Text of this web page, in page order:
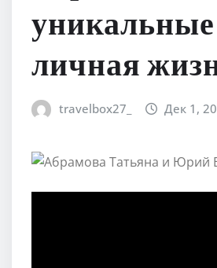
личная
travelbox27_ Дек 1,